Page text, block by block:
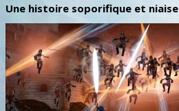
Une histoire soporifique et niaise